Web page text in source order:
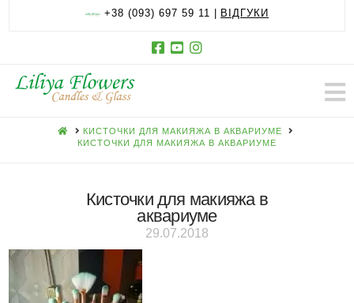
+38 (093) 697 59 11 | ВІДГУКИ
HOMEКИСТОЧКИ ДЛЯ МАКИЯЖА В АКВАРИУМЕ
КИСТОЧКИ ДЛЯ МАКИЯЖА В АКВАРИУМЕ
Кисточки для макияжа в
аквариуме
29.07.2018